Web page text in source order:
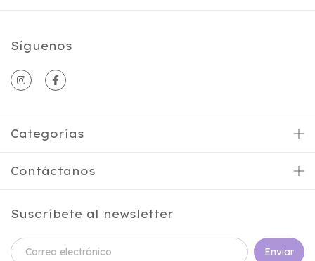
Síguenos
Categorías
Contáctanos
Suscríbete al newsletter